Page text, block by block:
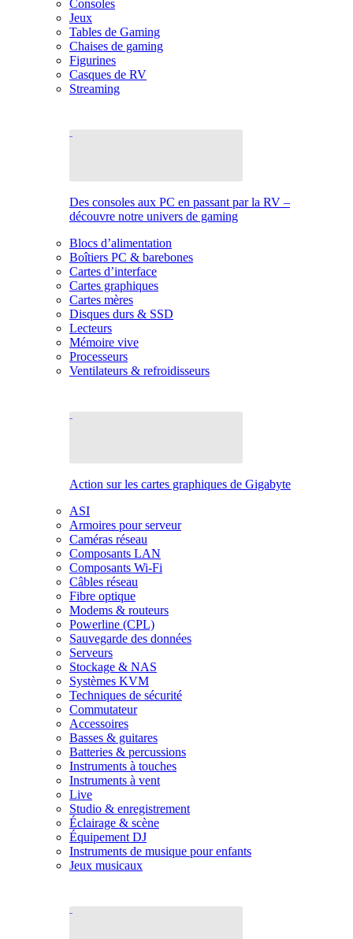
Consoles
Jeux
Tables de Gaming
Chaises de gaming
Figurines
Casques de RV
Streaming
Des consoles aux PC en passant par la RV –
découvre notre univers de gaming
Blocs d’alimentation
Boîtiers PC & barebones
Cartes d’interface
Cartes graphiques
Cartes mères
Disques durs & SSD
Lecteurs
Mémoire vive
Processeurs
Ventilateurs & refroidisseurs
Action sur les cartes graphiques de Gigabyte
ASI
Armoires pour serveur
Caméras réseau
Composants LAN
Composants Wi-Fi
Câbles réseau
Fibre optique
Modems & routeurs
Powerline (CPL)
Sauvegarde des données
Serveurs
Stockage & NAS
Systèmes KVM
Techniques de sécurité
Commutateur
Accessoires
Basses & guitares
Batteries & percussions
Instruments à touches
Instruments à vent
Live
Studio & enregistrement
Éclairage & scène
Équipement DJ
Instruments de musique pour enfants
Jeux musicaux